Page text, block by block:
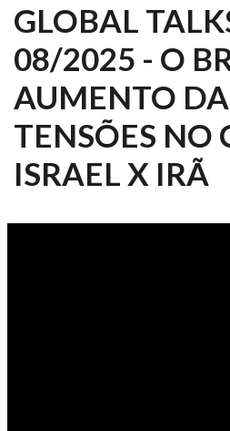
GLOBAL
08/2025 - O
AUMENTO
TENSÕES NO
ISRAEL X IRÃ